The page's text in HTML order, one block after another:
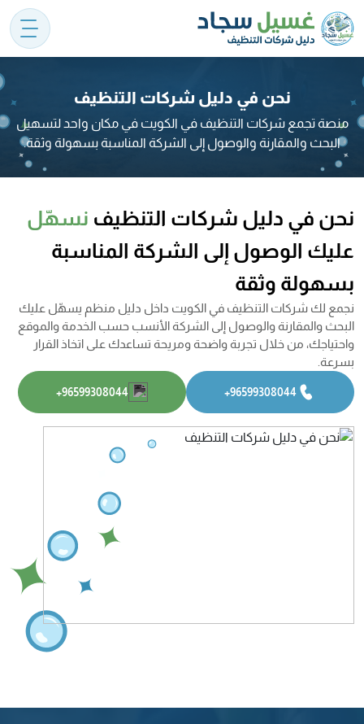
نحن في دليل شركات التنظيف
منصة تجمع شركات التنظيف في الكويت في مكان واحد لتسهيل
البحث والمقارنة والوصول إلى الشركة المناسبة بسهولة وثقة.
نحن في دليل شركات التنظيف نسهّل
عليك الوصول إلى الشركة المناسبة
بسهولة وثقة
نجمع لك شركات التنظيف في الكويت داخل دليل منظم يسهّل عليك
البحث والمقارنة والوصول إلى الشركة الأنسب حسب الخدمة والموقع
واحتياجك، من خلال تجربة واضحة ومريحة تساعدك على اتخاذ القرار
بسرعة.
‎+96599308044
‎+96599308044